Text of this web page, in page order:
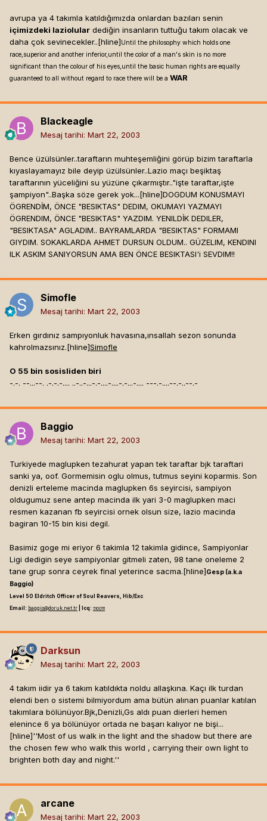
avrupa ya 4 takımla katıldığımızda onlardan bazıları senin
içimizdeki laziolular dediğin insanların tuttuğu takım olacak ve
daha çok sevinecekler..[hline]Until the philosophy which holds one
race,superior and another inferior,until the color of a man's skin is no more
significant than the colour of his eyes,until the basic human rights are equally
guaranteed to all without regard to race there will be a WAR
Blackeagle
Mesaj tarihi: Mart 22, 2003
Bence üzülsünler..taraftarın muhteşemliğini görüp bizim taraftarla
kıyaslayamayız bile deyip üzülsünler..Lazio maçı beşiktaş
taraftarının yüceliğini su yüzüne çıkarmıştır.."işte taraftar,işte
şampiyon"..Başka söze gerek yok...[hline]DOGDUM KONUSMAYI
ÖGRENDİM, ÖNCE "BESIKTAS" DEDIM, OKUMAYI YAZMAYI
ÖGRENDIM, ÖNCE "BESIKTAS" YAZDIM. YENILDİK DEDILER,
"BESIKTASA" AGLADIM.. BAYRAMLARDA "BESIKTAS" FORMAMI
GIYDIM. SOKAKLARDA AHMET DURSUN OLDUM.. GÜZELIM, KENDINI
ILK ASKIM SANIYORSUN AMA BEN ÖNCE BESIKTASI'i SEVDIM!!
Simofle
Mesaj tarihi: Mart 22, 2003
Erken gırdınız sampıyonluk havasına,ınsallah sezon sonunda
kahrolmazsınız.[hline]Simofle
O 55 bin sosisliden biri
-.-. --...--. .-.-.-.... ..-..-...-.-....-....-.-...-.... ---.-....--.-..--.-
Baggio
Mesaj tarihi: Mart 22, 2003
Turkiyede maglupken tezahurat yapan tek taraftar bjk taraftari
sanki ya, oof. Gormemisin oglu olmus, tutmus seyini koparmis. Son
denizli erteleme macinda maglupken 6s seyircisi, sampiyon
oldugumuz sene antep macinda ilk yari 3-0 maglupken maci
resmen kazanan fb seyircisi ornek olsun size, lazio macinda
bagiran 10-15 bin kisi degil.
Basimiz goge mi eriyor 6 takimla 12 takimla gidince, Sampiyonlar
Ligi dedigin seye sampiyonlar gitmeli zaten, 98 tane oneleme 2
tane grup sonra ceyrek final yeterince sacma.[hline]Gesp (a.k.a
Baggio)
Level 50 Eldritch Officer of Soul Reavers, Hib/Exc
Email: baggio@doruk.net.tr | Icq: 5100111
Darksun
Mesaj tarihi: Mart 22, 2003
4 takım iidir ya 6 takım katıldıkta noldu allaşkına. Kaçı ilk turdan
elendi ben o sistemi bilmiyordum ama bütün alınan puanlar katılan
takımlara bölünüyor.Bjk,Denizli,Gs aldı puan dierleri hemen
elenince 6 ya bölünüyor ortada ne başarı kalıyor ne bişi...
[hline]''Most of us walk in the light and the shadow but there are
the chosen few who walk this world , carrying their own light to
brighten both day and night.''
arcane
Mesaj tarihi: Mart 22, 2003